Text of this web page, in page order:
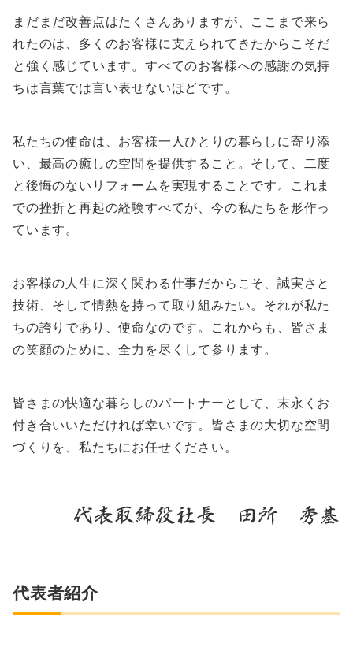
まだまだ改善点はたくさんありますが、ここまで来ら
れたのは、多くのお客様に支えられてきたからこそだ
と強く感じています。すべてのお客様への感謝の気持
ちは言葉では言い表せないほどです。
私たちの使命は、お客様一人ひとりの暮らしに寄り添
い、最高の癒しの空間を提供すること。そして、二度
と後悔のないリフォームを実現することです。これま
での挫折と再起の経験すべてが、今の私たちを形作っ
ています。
お客様の人生に深く関わる仕事だからこそ、誠実さと
技術、そして情熱を持って取り組みたい。それが私た
ちの誇りであり、使命なのです。これからも、皆さま
の笑顔のために、全力を尽くして参ります。
皆さまの快適な暮らしのパートナーとして、末永くお
付き合いいただければ幸いです。皆さまの大切な空間
づくりを、私たちにお任せください。
代表者紹介